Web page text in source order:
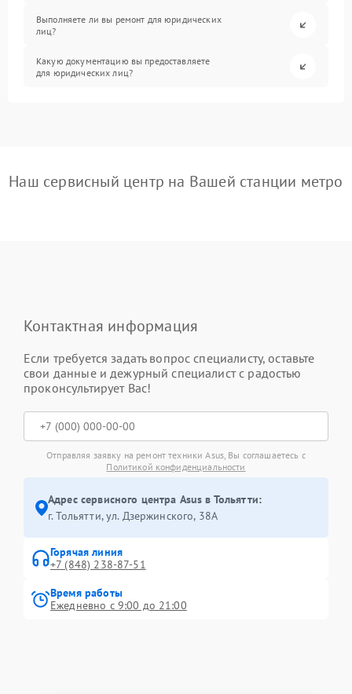
Выполняете ли вы ремонт для юридических
лиц?
Какую документацию вы предоставляете
для юридических лиц?
Наш сервисный центр на Вашей станции метро
Контактная информация
Если требуется задать вопрос специалисту, оставьте
свои данные и дежурный специалист с радостью
проконсультирует Вас!
Отправляя заявку на ремонт техники Asus, Вы соглашаетесь с
Политикой конфиденциальности
Адрес сервисного центра Asus в Тольятти:
г. Тольятти, ул. Дзержинского, 38А
Горячая линия
+7 (848) 238-87-51
Время работы
Ежедневно с 9:00 до 21:00